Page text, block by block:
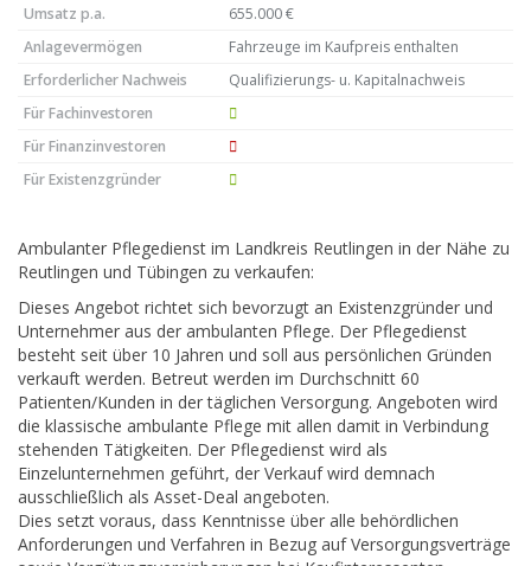
Umsatz p.a.
655.000 €
Anlagevermögen
Fahrzeuge im Kaufpreis enthalten
Erforderlicher Nachweis
Qualifizierungs- u. Kapitalnachweis
Für Fachinvestoren
Für Finanzinvestoren
Für Existenzgründer
Ambulanter Pflegedienst im Landkreis Reutlingen in der Nähe zu
Reutlingen und Tübingen zu verkaufen:
Dieses Angebot richtet sich bevorzugt an Existenzgründer und
Unternehmer aus der ambulanten Pflege. Der Pflegedienst
besteht seit über 10 Jahren und soll aus persönlichen Gründen
verkauft werden. Betreut werden im Durchschnitt 60
Patienten/Kunden in der täglichen Versorgung. Angeboten wird
die klassische ambulante Pflege mit allen damit in Verbindung
stehenden Tätigkeiten. Der Pflegedienst wird als
Einzelunternehmen geführt, der Verkauf wird demnach
ausschließlich als Asset-Deal angeboten.
Dies setzt voraus, dass Kenntnisse über alle behördlichen
Anforderungen und Verfahren in Bezug auf Versorgungsverträge